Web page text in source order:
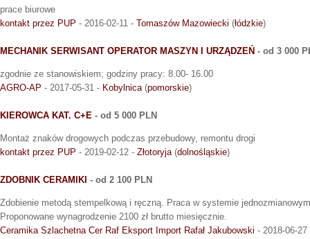
prace biurowe
kontakt przez PUP - 2016-02-11 - Tomaszów Mazowiecki (łódzkie)
MECHANIK SERWISANT OPERATOR MASZYN I URZĄDZEŃ - od 3 000
zgodnie ze stanowiskiem; godziny pracy: 8.00- 16.00
AGRO-AP - 2017-05-31 - Kobylnica (pomorskie)
KIEROWCA KAT. C+E - od 5 000 PLN
Montaż znaków drogowych podczas przebudowy, remontu drogi
kontakt przez PUP - 2019-02-12 - Złotoryja (dolnośląskie)
ZDOBNIK CERAMIKI - od 2 100 PLN
Zdobienie metodą stempelkową i ręczną. Praca w systemie
Proponowane wynagrodzenie 2100 zł brutto miesięcznie.
Ceramika Szlachetna Cer Raf Eksport Import Rafał Jakubowski - 2018-06-